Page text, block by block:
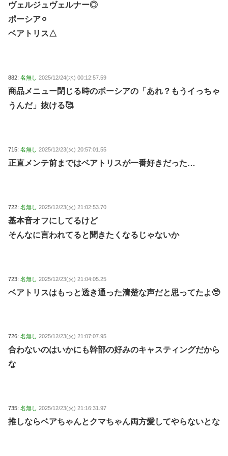
ヴェルジュヴェルナー◎
ポーシア⚪︎
ベアトリス△
882: 名無し 2025/12/24(水) 00:12:57.59
商品メニュー閉じる時のポーシアの「あれ？もうイっちゃ
うんだ」抜ける🥰
715: 名無し 2025/12/23(火) 20:57:01.55
正直メンテ前まではベアトリスが一番好きだった…
722: 名無し 2025/12/23(火) 21:02:53.70
基本音オフにしてるけど
そんなに言われてると聞きたくなるじゃないか
723: 名無し 2025/12/23(火) 21:04:05.25
ベアトリスはもっと透き通った清楚な声だと思ってたよ🥺
726: 名無し 2025/12/23(火) 21:07:07.95
合わないのはいかにも幹部の好みのキャスティングだから
な
735: 名無し 2025/12/23(火) 21:16:31.97
推しならベアちゃんとクマちゃん両方愛してやらないとな